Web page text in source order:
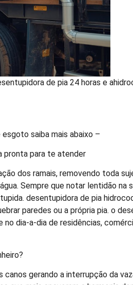
de pia 24 horas e
saiba mais abaixo –
pronta para te atender
dos ramais, removendo toda
Sempre que notar lentidão na
desentupidora de pia
paredes ou a própria pia. o
dia-a-dia de residências,
gerando a interrupção da